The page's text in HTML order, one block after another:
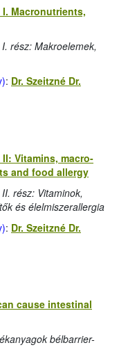
I. Macronutrients,
rész: Makroelemek,
: Dr. Szeitzné Dr.
Vitamins, macro-
and food allergy
rész: Vitaminok,
és élelmiszerallergia
: Dr. Szeitzné Dr.
cause intestinal
bélbarrier-